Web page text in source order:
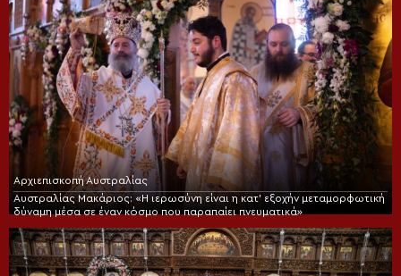
Αρχιεπισκοπή Αυστραλίας
Αυστραλίας Μακάριος: «Η ιερωσύνη είναι η κατ’ εξοχήν μεταμορφωτική
δύναμη μέσα σε έναν κόσμο που παραπαίει πνευματικά»